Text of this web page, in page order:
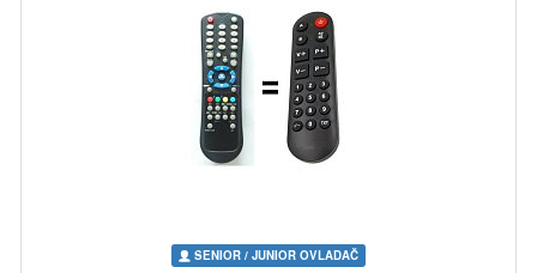
SENIOR / JUNIOR OVLADAČ